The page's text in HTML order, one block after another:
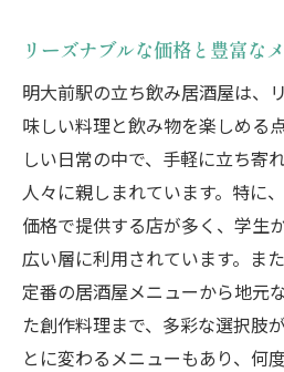
忘れられない味を提供
立ち飲み居酒屋を楽しむ
めな理由
アクセスの良さと便利
多彩な店舗が集まる立
初心者も安心の雰囲気
友人や同僚と楽しむ夜
リーズナブルに楽しめ
明大前駅だからこその
リーズナブルな価格と豊富な
明大前駅の立ち飲み居酒屋は、
味しい料理と飲み物を楽しめる
しい日常の中で、手軽に立ち寄
人々に親しまれています。特に
価格で提供する店が多く、学生
広い層に利用されています。ま
定番の居酒屋メニューから地元
た創作料理まで、多彩な選択肢
とに変わるメニューもあり、何